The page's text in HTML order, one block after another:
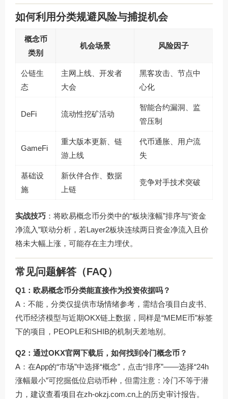
如何利用分类规避风险与捕捉机会
概念币
类别
机会场景 风险因子
公链生
态
主网上线、开发者
大会
黑客攻击、节点中
心化
DeFi 流动性挖矿活动
智能合约漏洞、监
管压制
GameFi
重大版本更新、链
游上线
代币通胀、用户流
失
基础设
施
新伙伴合作、数据
上链
竞争对手技术突破
实战技巧 ：将欧易概念币分类中的“板块涨幅”排序与“资金
净流入”联动分析，若Layer2板块连续两日资金净流入且价
格未大幅上涨，可能存在主力埋伏。
常见问题解答（FAQ）
Q1：欧易概念币分类能直接作为投资依据吗？
A：不能，分类仅提供市场情绪参考，需结合项目白皮书、
代币经济模型与近期OKX链上数据，同样是“MEME币”标签
下的项目，PEOPLE和SHIB的机制天差地别。
Q2：通过OKX官网下载后，如何找到冷门概念币？
A：在App的“市场”中选择“概念”，点击“排序”——选择“24h
涨幅最小”可挖掘低位启动币种，但需注意：冷门不等于潜
力，建议查看项目在zh-okzj.com.cn上的历史审计报告。